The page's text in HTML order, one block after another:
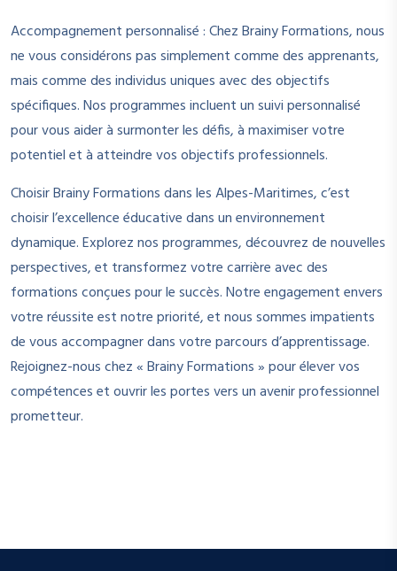
Accompagnement personnalisé : Chez Brainy Formations, nous
ne vous considérons pas simplement comme des apprenants,
mais comme des individus uniques avec des objectifs
spécifiques. Nos programmes incluent un suivi personnalisé
pour vous aider à surmonter les défis, à maximiser votre
potentiel et à atteindre vos objectifs professionnels.
Choisir Brainy Formations dans les Alpes-Maritimes, c’est
choisir l’excellence éducative dans un environnement
dynamique. Explorez nos programmes, découvrez de nouvelles
perspectives, et transformez votre carrière avec des
formations conçues pour le succès. Notre engagement envers
votre réussite est notre priorité, et nous sommes impatients
de vous accompagner dans votre parcours d’apprentissage.
Rejoignez-nous chez « Brainy Formations » pour élever vos
compétences et ouvrir les portes vers un avenir professionnel
prometteur.